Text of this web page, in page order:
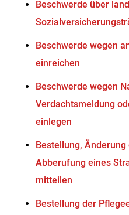
Beschwerde über
Beschwerde wegen
einreichen
Beschwerde wegen
Verdachtsmeldung
einlegen
Bestellung,
Abberufung eines
mitteilen
Bestellung der